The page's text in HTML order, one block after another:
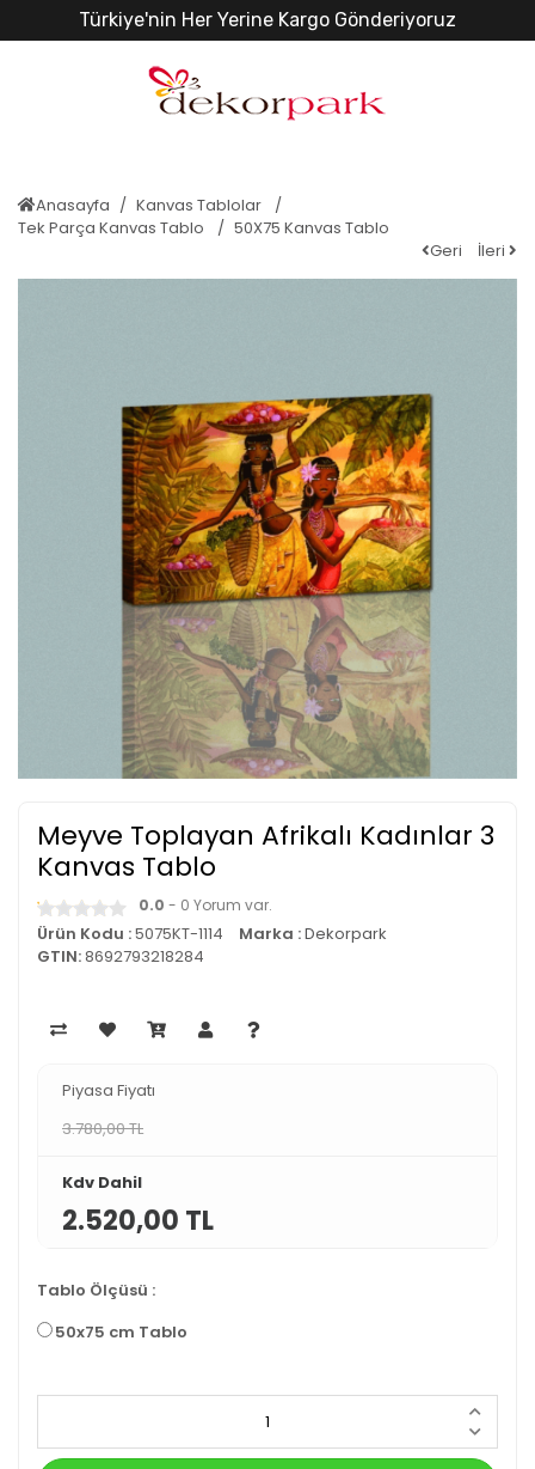
Türkiye'nin Her Yerine Kargo Gönderiyoruz
Anasayfa
Kanvas Tablolar
Tek Parça Kanvas Tablo
50X75 Kanvas Tablo
Geri
İleri
Meyve Toplayan Afrikalı Kadınlar 3
Kanvas Tablo
0.0 - 0 Yorum var.
Ürün Kodu :5075KT-1114 Marka :Dekorpark
GTIN:8692793218284
Piyasa Fiyatı
3.780,00 TL
Kdv Dahil
2.520,00 TL
Tablo Ölçüsü :
50x75 cm Tablo